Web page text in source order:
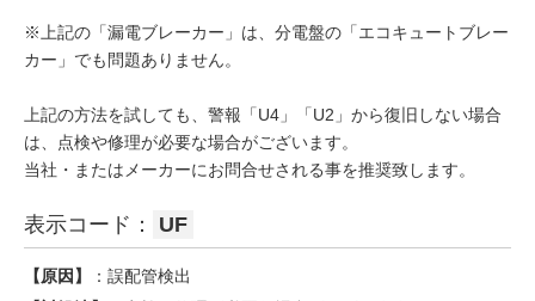
※上記の「漏電ブレーカー」は、分電盤の「エコキュートブレー
カー」でも問題ありません。
上記の方法を試しても、警報「U4」「U2」から復旧しない場合
は、点検や修理が必要な場合がございます。
当社・またはメーカーにお問合せされる事を推奨致します。
表示コード： UF
【原因】
：誤配管検出